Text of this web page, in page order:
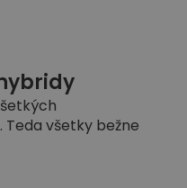
všetky bežne